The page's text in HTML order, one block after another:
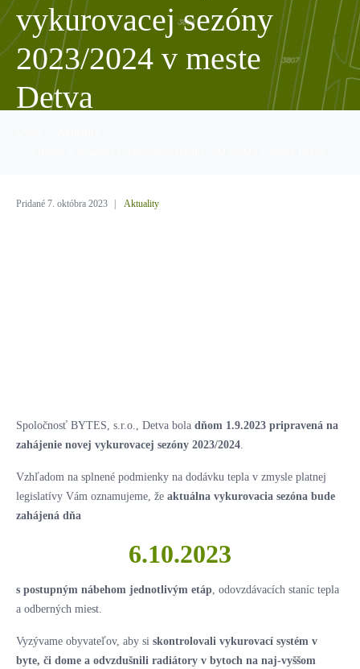
vykurovacej sezóny
2023/2024 v meste
Detva
Pridané 7. októbra 2023 Aktuality
Spoločnosť BYTES, s.r.o., Detva bola dňom 1.9.2023 pripravená na
zahájenie novej vykurovacej sezóny 2023/2024
Vzhľadom na splnené podmienky na dodávku tepla v zmysle platnej
legislatívy Vám oznamujeme, že aktuálna vykurovacia sezóna bude
zahájená dňa
6.10.2023
s postupným nábehom jednotlivým etáp , odovzdávacích staníc tepla
a odberných miest.
Vyzývame obyvateľov, aby si skontrolovali vykurovací systém v
byte, či dome a odvzdušnili radiátory v bytoch na naj-vyššom